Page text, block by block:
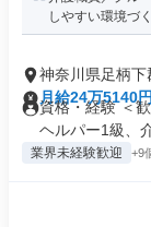
しやすい環境づ
神奈川県足柄
月給24万5140
資格・経験 ＜
ヘルパー1級、
業界未経験歓迎 +9